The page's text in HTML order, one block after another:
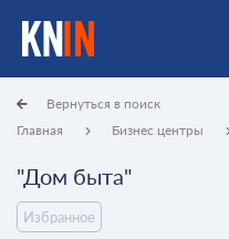
Главная Бизнес центры
Вернуться в поиск
"Дом быта"
Избранное